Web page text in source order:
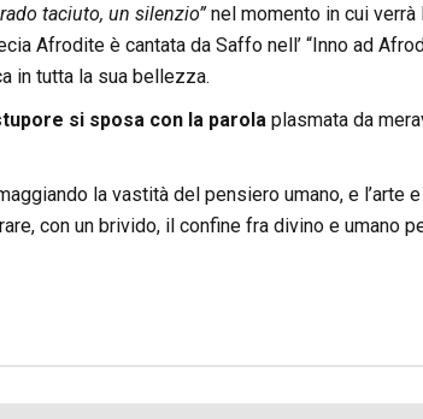
taciuto, un silenzio”nel momento in cui verrà
Afrodite è cantata da Saffo nell’ “Inno ad
in tutta la sua bellezza.
si sposa con la parola plasmata da
la vastità del pensiero umano, e l’arte
con un brivido, il confine fra divino e umano